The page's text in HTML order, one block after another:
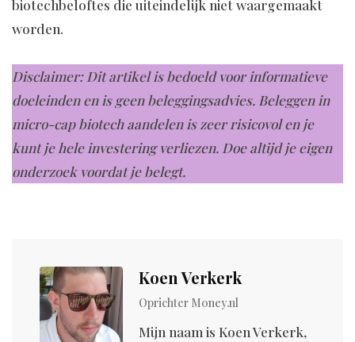
biotechbeloftes die uiteindelijk niet waargemaakt
worden.
Disclaimer: Dit artikel is bedoeld voor informatieve
doeleinden en is geen beleggingsadvies. Beleggen in
micro-cap biotech aandelen is zeer risicovol en je
kunt je hele investering verliezen. Doe altijd je eigen
onderzoek voordat je belegt.
Koen Verkerk
Oprichter M0ney.nl
Mijn naam is Koen Verkerk,